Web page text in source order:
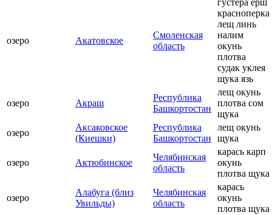
озеро Акатовское
Смоленская
область
густера ерш
красноперка
лещ линь
налим
окунь
плотва
судак уклея
щука язь
озеро Акраш
Республика
Башкортостан
лещ окунь
плотва сом
щука
озеро
Аксаковское
(Киешки)
Республика
Башкортостан
лещ окунь
щука
озеро Актюбинское
Челябинская
область
карась карп
окунь
плотва щука
озеро
Алабуга (близ
Увильды)
Челябинская
область
карась
окунь
плотва щука